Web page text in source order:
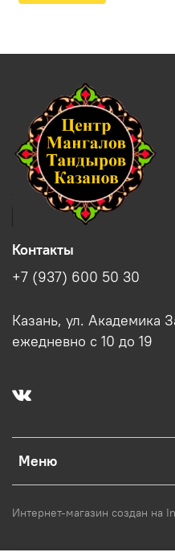
Меню
Контакты
+7 (937) 600 50 30
Казань, ул. Академика
ежедневно с 10 до 19
Интернет-магазин создан на